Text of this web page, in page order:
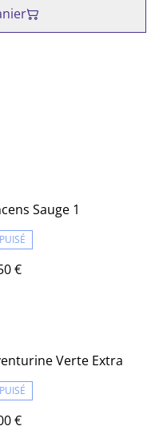
Sauge 1
€
Verte Extra
€